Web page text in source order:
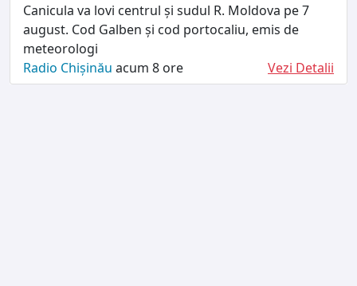
Canicula va lovi centrul și sudul R. Moldova pe 7
august. Cod Galben și cod portocaliu, emis de
meteorologi
Radio Chișinău acum 8 ore Vezi Detalii